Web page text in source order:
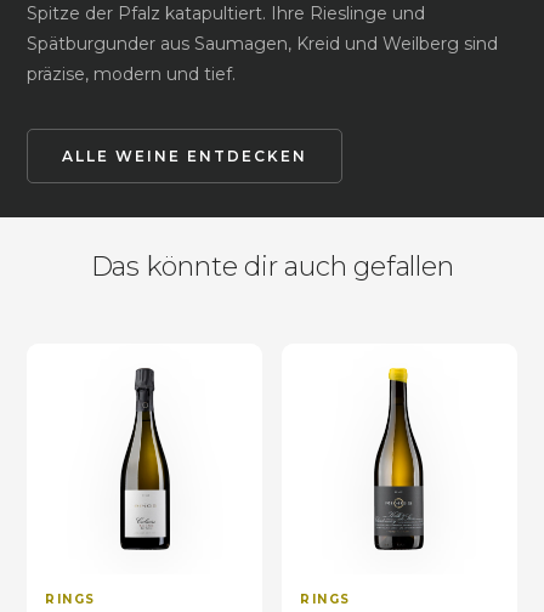
Spitze der Pfalz katapultiert. Ihre Rieslinge und
Spätburgunder aus Saumagen, Kreid und Weilberg sind
präzise, modern und tief.
ALLE WEINE ENTDECKEN
Das könnte dir auch gefallen
RINGS RINGS